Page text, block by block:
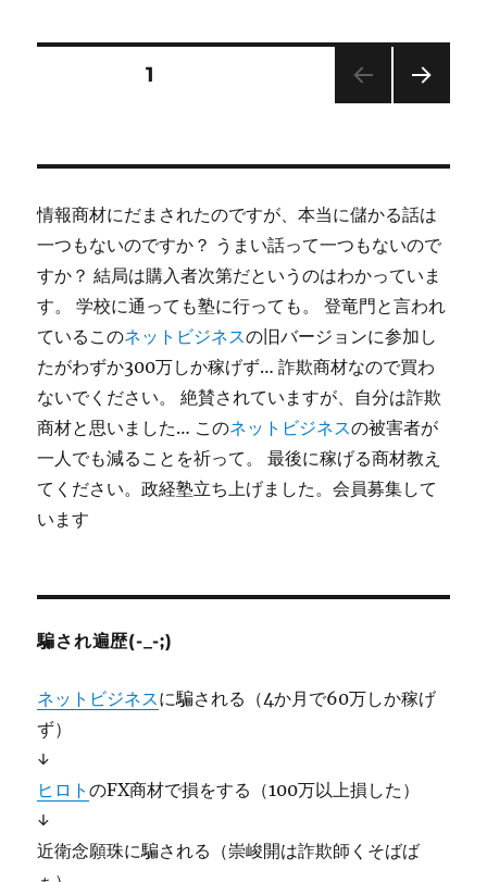
の
ペ
ー
ジ
送
り
固定ページ1
情報商材にだまされたのですが、本当に儲かる話は
一つもないのですか？ うまい話って一つもないので
すか？ 結局は購入者次第だというのはわかっていま
す。 学校に通っても塾に行っても。 登竜門と言われ
ているこのネットビジネスの旧バージョンに参加し
たがわずか300万しか稼げず… 詐欺商材なので買わ
ないでください。 絶賛されていますが、自分は詐欺
商材と思いました… このネットビジネスの被害者が
一人でも減ることを祈って。 最後に稼げる商材教え
てください。政経塾立ち上げました。会員募集して
います
騙され遍歴(-_-;)
ネットビジネスに騙される（4か月で60万しか稼げ
ず）
↓
ヒロトのFX商材で損をする（100万以上損した）
↓
近衛念願珠に騙される（崇峻開は詐欺師くそばば